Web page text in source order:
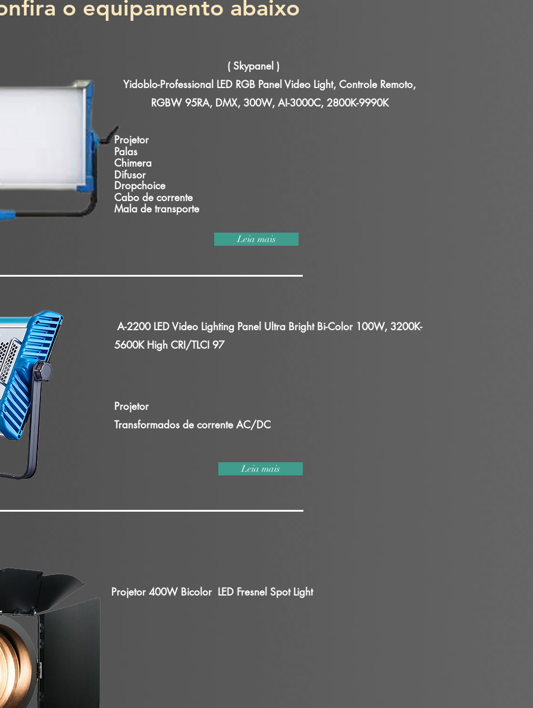
o equipamento abaixo
( Skypanel )
Yidoblo-Professional LED RGB Panel Video Light, Controle Remoto,
RGBW 95RA, DMX, 300W, AI-3000C, 2800K-9990K
Palas
Projetor
Difusor
Cabo de corrente
Mala de transporte
Dropchoice
Chimera
A-2200 LED Video Lighting Panel Ultra Bright Bi-Color 100W, 3200K-
5600K High CRI/TLCI 97
Transformados de corrente AC/DC
Projetor
Leia mais
Leia mais
Projetor 400W Bicolor LED Fresnel Spot Light